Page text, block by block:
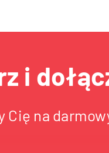
i
Cię na